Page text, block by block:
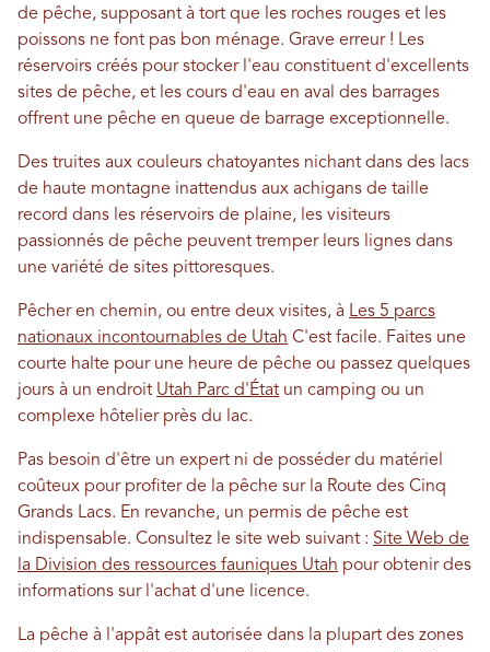
de pêche, supposant à tort que les roches rouges et les
poissons ne font pas bon ménage. Grave erreur ! Les
réservoirs créés pour stocker l'eau constituent d'excellents
sites de pêche, et les cours d'eau en aval des barrages
offrent une pêche en queue de barrage exceptionnelle.
Des truites aux couleurs chatoyantes nichant dans des lacs
de haute montagne inattendus aux achigans de taille
record dans les réservoirs de plaine, les visiteurs
passionnés de pêche peuvent tremper leurs lignes dans
une variété de sites pittoresques.
Pêcher en chemin, ou entre deux visites, à Les 5 parcs
nationaux incontournables de Utah C'est facile. Faites une
courte halte pour une heure de pêche ou passez quelques
jours à un endroit Utah Parc d'État un camping ou un
complexe hôtelier près du lac.
Pas besoin d'être un expert ni de posséder du matériel
coûteux pour profiter de la pêche sur la Route des Cinq
Grands Lacs. En revanche, un permis de pêche est
indispensable. Consultez le site web suivant : Site Web de
la Division des ressources fauniques Utah pour obtenir des
informations sur l'achat d'une licence.
La pêche à l'appât est autorisée dans la plupart des zones